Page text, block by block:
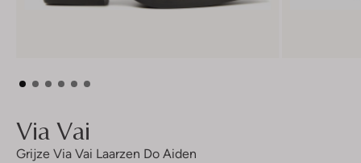
Via Vai
Grijze Via Vai Laarzen Do Aiden